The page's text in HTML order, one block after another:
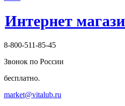
Интернет
8-800-511-85-45
Звонок по России
бесплатно.
market@vitalub.ru